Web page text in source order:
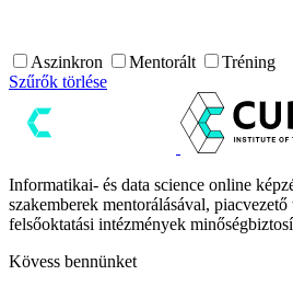
Aszinkron Mentorált
Tréning
Szűrők törlése
Informatikai- és data science online
szakemberek mentorálásával,
felsőoktatási intézmények
Kövess bennünket